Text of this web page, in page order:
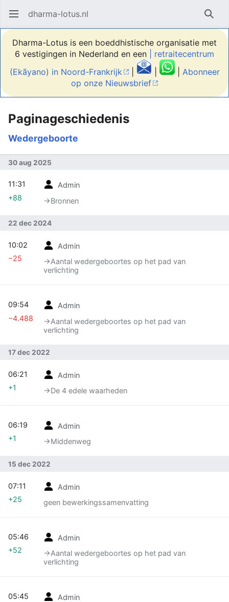
Hoofdmenu openen dharma-lotus.nl
Dharma-Lotus is een boeddhistische organisatie met
6 vestigingen in Nederland en een
| retraitecentrum
(Ekãyano) in Noord-Frankrijk
| | Abonneer
op onze Nieuwsbrief
Paginageschiedenis
Wedergeboorte
30 aug 2025
Admin
→‎Bronnen
11:31
+88
22 dec 2024
Admin
→‎Aantal wedergeboortes op het pad van
verlichting
10:02
−25
Admin
→‎Aantal wedergeboortes op het pad van
verlichting
09:54
−4.488
17 dec 2022
Admin
→‎De 4 edele waarheden
06:21
+1
Admin
→‎Middenweg
06:19
+1
15 dec 2022
Admin
geen bewerkingssamenvatting
07:11
+25
Admin
→‎Aantal wedergeboortes op het pad van
verlichting
05:46
+52
Admin
05:45